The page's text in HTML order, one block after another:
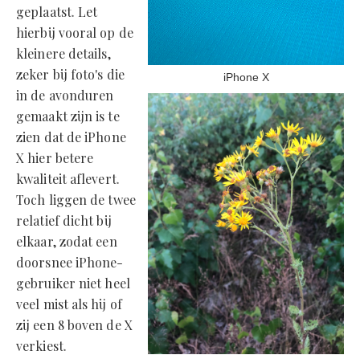
iPhone X
geplaatst. Let
hierbij vooral op de
kleinere details,
zeker bij foto's die
in de avonduren
gemaakt zijn is te
zien dat de iPhone
X hier betere
kwaliteit aflevert.
Toch liggen de twee
relatief dicht bij
elkaar, zodat een
doorsnee iPhone-
gebruiker niet heel
veel mist als hij of
zij een 8 boven de X
verkiest.